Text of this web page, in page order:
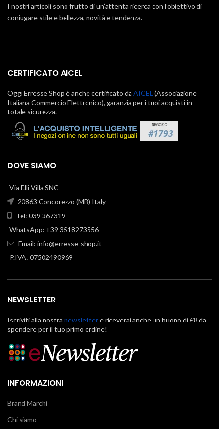
I nostri articoli sono frutto di un’attenta ricerca con l’obiettivo di
coniugare stile e bellezza, novità e tendenza.
CERTIFICATO AICEL
Oggi Erresse Shop è anche certificato da AICEL (Associazione
Italiana Commercio Elettronico), garanzia per i tuoi acquisti in
totale sicurezza.
DOVE SIAMO
Via F.lli Villa SNC
20863 Concorezzo (MB) Italy
Tel: 039 367319
WhatsApp: +39 3518273556
Email: info@erresse-shop.it
P.IVA: 07502490969
NEWSLETTER
Iscriviti alla nostra newslettere riceverai anche un buono di €8 da
spendere per il tuo primo ordine!
INFORMAZIONI
Brand Marchi
Chi siamo